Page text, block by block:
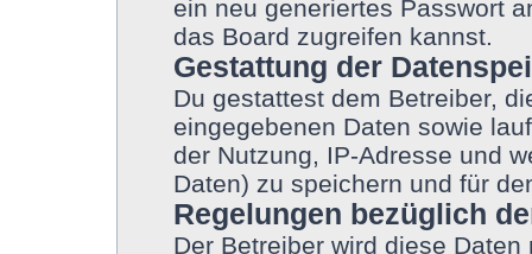
ein neu generiertes Passwort
das Board zugreifen kannst.
Gestattung der
Du gestattest dem Betreiber,
eingegebenen Daten sowie
der Nutzung, IP-Adresse und
Daten) zu speichern und für
Regelungen bezüglich
Der Betreiber wird diese